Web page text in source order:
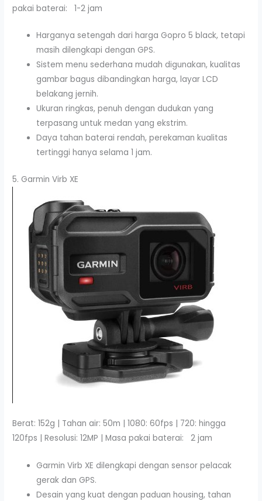
pakai baterai: 1-2 jam
Harganya setengah dari harga Gopro 5 black, tetapi
masih dilengkapi dengan GPS.
Sistem menu sederhana mudah digunakan, kualitas
gambar bagus dibandingkan harga, layar LCD
belakang jernih.
Ukuran ringkas, penuh dengan dudukan yang
terpasang untuk medan yang ekstrim.
Daya tahan baterai rendah, perekaman kualitas
tertinggi hanya selama 1 jam.
5. Garmin Virb XE
Berat: 152g | Tahan air: 50m | 1080: 60fps | 720: hingga
120fps | Resolusi: 12MP | Masa pakai baterai: 2 jam
Garmin Virb XE dilengkapi dengan sensor pelacak
gerak dan GPS.
Desain yang kuat dengan paduan housing, tahan